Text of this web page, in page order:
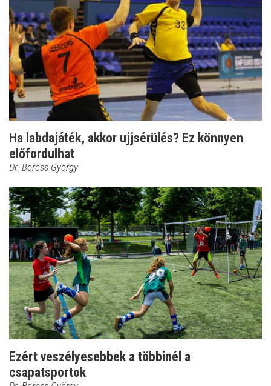
Ha labdajáték, akkor ujjsérülés? Ez könnyen
előfordulhat
Dr. Boross György
Ezért veszélyesebbek a többinél a
csapatsportok